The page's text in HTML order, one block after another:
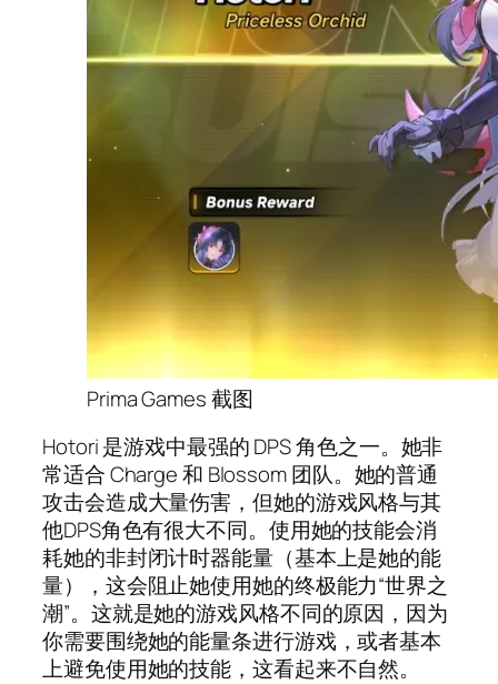
Prima Games 截图
Hotori 是游戏中最强的 DPS 角色之一。她非
常适合 Charge 和 Blossom 团队。她的普通
攻击会造成大量伤害，但她的游戏风格与其
他DPS角色有很大不同。使用她的技能会消
耗她的非封闭计时器能量（基本上是她的能
量），这会阻止她使用她的终极能力“世界之
潮”。这就是她的游戏风格不同的原因，因为
你需要围绕她的能量条进行游戏，或者基本
上避免使用她的技能，这看起来不自然。